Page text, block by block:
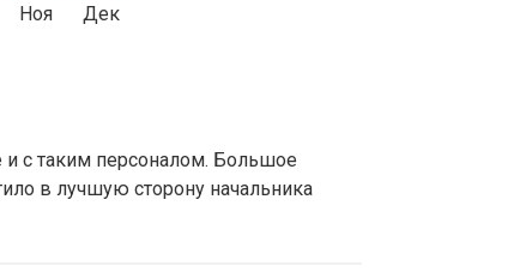
Ноя Дек
и с таким персоналом. Большое
в лучшую сторону начальника